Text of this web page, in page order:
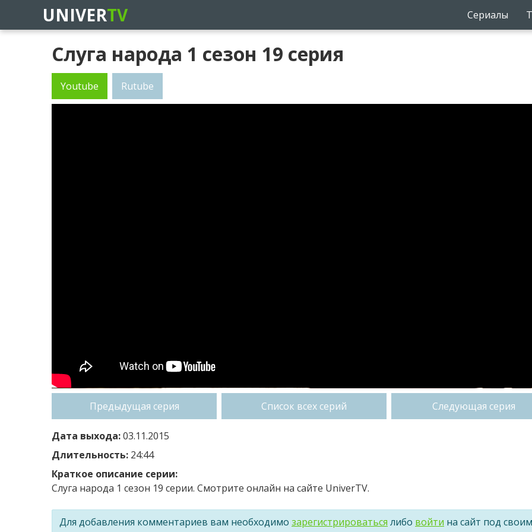
UNIVERTV Сериалы
Слуга народа 1 сезон 19 серия
Youtube Rutube
Предыдущая серия Список всех серий Следующая серия
Дата выхода:03.11.2015
Длительность: 24:44
Краткое описание серии:
Слуга народа 1 сезон 19 серии. Смотрите онлайн на сайте UniverTV.
Для добавления комментариев вам необходимо зарегистрироваться либо войти на сайт под своим